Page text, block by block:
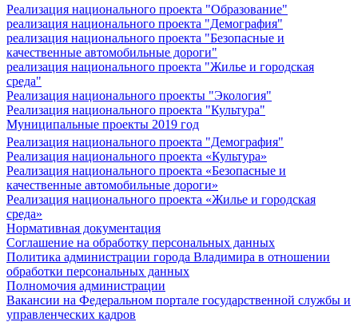
Реализация национального проекта "Образование"
реализация национального проекта "Демография"
реализация национального проекта "Безопасные и
качественные автомобильные дороги"
реализация национального проекта "Жилье и городская
среда"
Реализация национального проекты "Экология"
Реализация национального проекта "Культура"
Муниципальные проекты 2019 год
Реализация национального проекта "Демография"
Реализация национального проекта «Культура»
Реализация национального проекта «Безопасные и
качественные автомобильные дороги»
Реализация национального проекта «Жилье и городская
среда»
Нормативная документация
Соглашение на обработку персональных данных
Политика администрации города Владимира в отношении
обработки персональных данных
Полномочия администрации
Вакансии на Федеральном портале государственной службы и
управленческих кадров